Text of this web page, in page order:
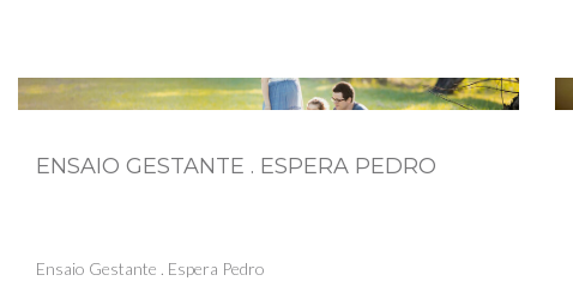
ENSAIO GESTANTE . ESPERA PEDRO
Ensaio Gestante . Espera Pedro